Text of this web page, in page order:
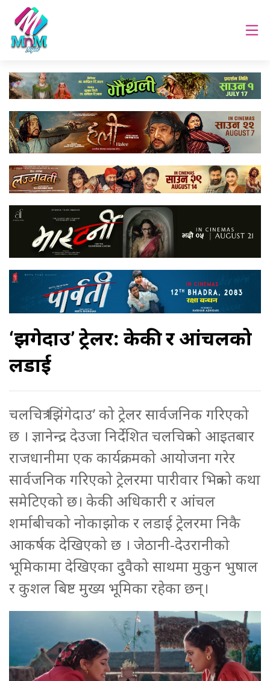
‘झिंगेदाउ’ ट्रेलर: केकी र आंचलको
लडाई
चलचित्र ‘झिंगेदाउ’ को ट्रेलर सार्वजनिक गरिएको
छ । ज्ञानेन्द्र देउजा निर्देशित चलचित्रको आइतबार
राजधानीमा एक कार्यक्रमको आयोजना गरेर
सार्वजनिक गरिएको ट्रेलरमा पारीवार भित्रको कथा
समेटिएको छ। केकी अधिकारी र आंचल
शर्माबीचको नोकाझोक र लडाई ट्रेलरमा निकै
आकर्षक देखिएको छ । जेठानी-देउरानीको
भूमिकामा देखिएका दुवैको साथमा मुकुन भुषाल
र कुशल बिष्ट मुख्य भूमिका रहेका छन्।